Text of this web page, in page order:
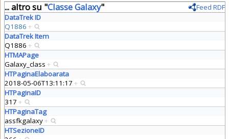
... altro su "Classe Galaxy"
Feed RDF
DataTrek ID
Q1886 +
DataTrek Item
Q1886 +
HTMAPage
Galaxy_class +
HTPaginaElaboarata
2018-05-06T13:11:17 +
HTPaginaID
317 +
HTPaginaTag
assfkgalaxy+
HTSezioneID